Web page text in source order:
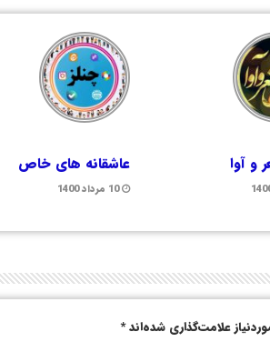
و آوا عاشقانه های خاص
10 مرداد 1400
علامت‌گذاری شده‌اند*